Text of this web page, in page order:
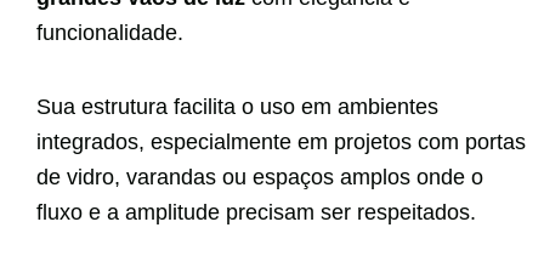
funcionalidade.
Sua estrutura facilita o uso em ambientes
integrados, especialmente em projetos com portas
de vidro, varandas ou espaços amplos onde o
fluxo e a amplitude precisam ser respeitados.